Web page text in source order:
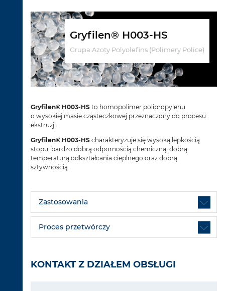
Gryfilen® H003-HS
Grupa Azoty Polyolefins (Polimery Police)
Gryfilen® H003-HSto homopolimer polipropylenu
o wysokiej masie cząsteczkowej przeznaczony do procesu
ekstruzji.
Gryfilen® H003-HScharakteryzuje się wysoką lepkością
stopu, bardzo dobrą odpornością chemiczną, dobrą
temperaturą odkształcania cieplnego oraz dobrą
sztywnością.
Zastosowania
Proces przetwórczy
KONTAKT Z DZIAŁEM OBSŁUGI